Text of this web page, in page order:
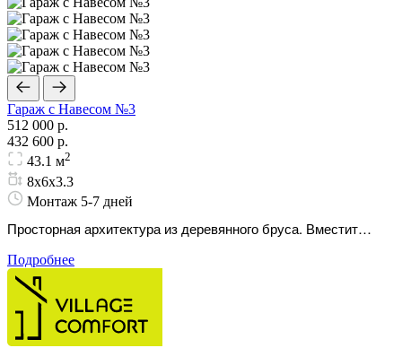
Гараж с Навесом №3
512 000 р.
432 600 р.
43.1 м2
8х6х3.3
Монтаж 5-7 дней
Просторная архитектура из деревянного бруса. Вместит
плотной застройке вокруг.
Подробнее